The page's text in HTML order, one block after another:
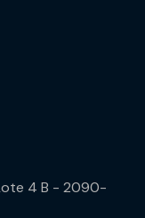
4 B - 2090-